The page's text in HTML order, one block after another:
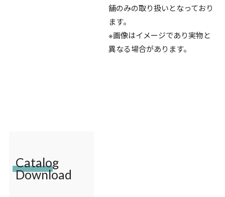
舗のみの取り扱いとなっており
ます。
※画像はイメージであり実物と
異なる場合があります。
Catalog
Download